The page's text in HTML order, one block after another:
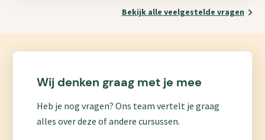
Bekijk alle veelgestelde vragen
Wij denken graag met je mee
Heb je nog vragen? Ons team vertelt je graag
alles over deze of andere cursussen.